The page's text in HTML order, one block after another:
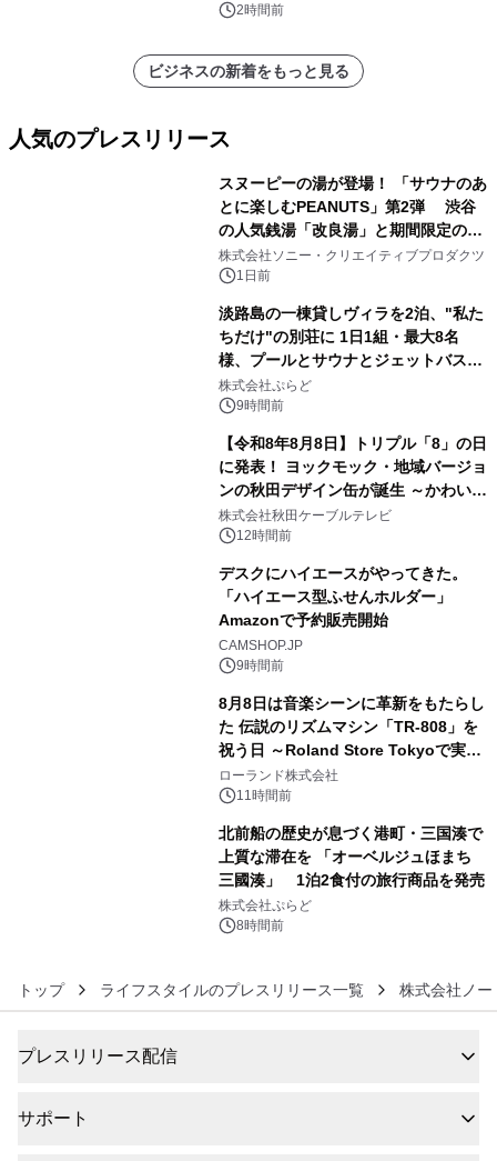
2時間前
ビジネスの新着をもっと見る
人気のプレスリリース
スヌーピーの湯が登場！ 「サウナのあ
とに楽しむPEANUTS」第2弾 渋谷
の人気銭湯「改良湯」と期間限定のコ
ラボレーション サウナイキタイコラ
ボグッズも発売決定！
株式会社ソニー・クリエイティブプロダクツ
1日前
淡路島の一棟貸しヴィラを2泊、"私た
ちだけ"の別荘に 1日1組・最大8名
様、プールとサウナとジェットバス付
きで Villa Mon Temps AWAJIの連泊
素泊りプラン
株式会社ぷらど
9時間前
【令和8年8月8日】トリプル「8」の日
に発表！ ヨックモック・地域バージョ
ンの秋田デザイン缶が誕生 ～かわいい
秋田犬の子犬と秋田の四季と名所を巡
るパッケージ～ 9月1日(火)秋田県内で
株式会社秋田ケーブルテレビ
12時間前
デスクにハイエースがやってきた。
「ハイエース型ふせんホルダー」
Amazonで予約販売開始
CAMSHOP.JP
9時間前
8月8日は音楽シーンに革新をもたらし
た 伝説のリズムマシン「TR-808」を
祝う日 ～Roland Store Tokyoで実機
を展示しての 記念キャンペーンを開
催 英国ラジオ「NTS」の 特別プログ
ラムや、「TR-808」を愛する伝説的
アーティストを フィーチャーしたアニ
メーションを公開～
ローランド株式会社
11時間前
北前船の歴史が息づく港町・三国湊で
上質な滞在を 「オーベルジュほまち
三國湊」 1泊2食付の旅行商品を発売
株式会社ぷらど
8時間前
トップ ライフスタイルのプレスリリース一覧 株式会社ノー
プレスリリース配信
サポート